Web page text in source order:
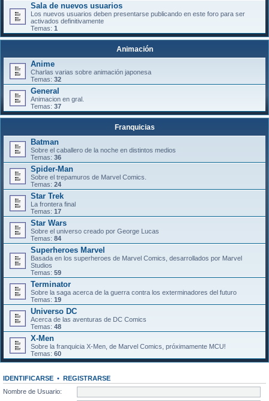
Sala de nuevos usuarios
Los nuevos usuarios deben presentarse publicando en este foro para ser
activados definitivamente
Temas: 1
Animación
Anime
Charlas varias sobre animación japonesa
Temas: 32
General
Animacion en gral.
Temas: 37
Franquicias
Batman
Sobre el caballero de la noche en distintos medios
Temas: 36
Spider-Man
Sobre el trepamuros de Marvel Comics.
Temas: 24
Star Trek
La frontera final
Temas: 17
Star Wars
Sobre el universo creado por George Lucas
Temas: 84
Superheroes Marvel
Basada en los superheroes de Marvel Comics, desarrollados por Marvel
Studios
Temas: 59
Terminator
Sobre la saga acerca de la guerra contra los exterminadores del futuro
Temas: 19
Universo DC
Acerca de las aventuras de DC Comics
Temas: 48
X-Men
Sobre la franquicia X-Men, de Marvel Comics, próximamente MCU!
Temas: 60
IDENTIFICARSE • REGISTRARSE
Nombre de Usuario: